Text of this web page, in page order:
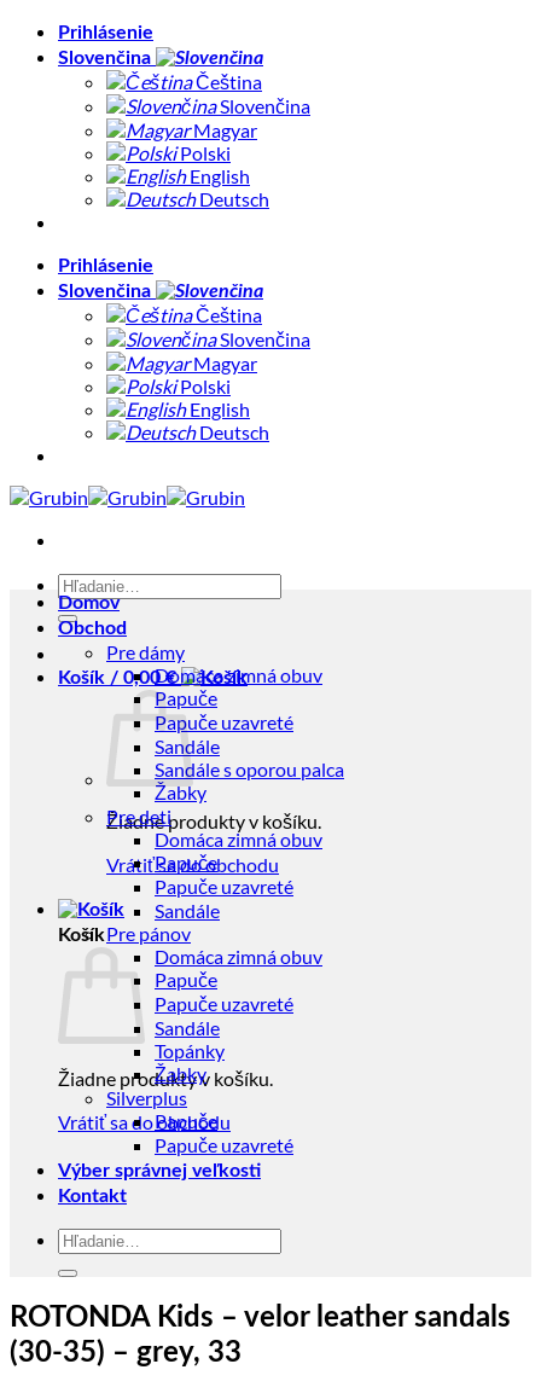
Skip
Prihlásenie
Slovenčina
Čeština
Slovenčina
Magyar
Polski
English
Deutsch
Prihlásenie
Slovenčina
Čeština
Slovenčina
Magyar
Polski
English
Deutsch
Hľadať:
Košík / 0,00€
Žiadne produkty v košíku.
Vrátiť sa do obchodu
Košík
Žiadne produkty v košíku.
Vrátiť sa do obchodu
Domov
Obchod
Pre dámy
Domáca zimná obuv
Papuče
Papuče uzavreté
Sandále
Sandále s oporou palca
Žabky
Pre deti
Domáca zimná obuv
Papuče
Papuče uzavreté
Sandále
Pre pánov
Domáca zimná obuv
Papuče
Papuče uzavreté
Sandále
Topánky
Žabky
Silverplus
Papuče
Papuče uzavreté
Výber správnej veľkosti
Kontakt
Hľadať:
ROTONDA Kids – velor leather sandals
(30-35) – grey, 33